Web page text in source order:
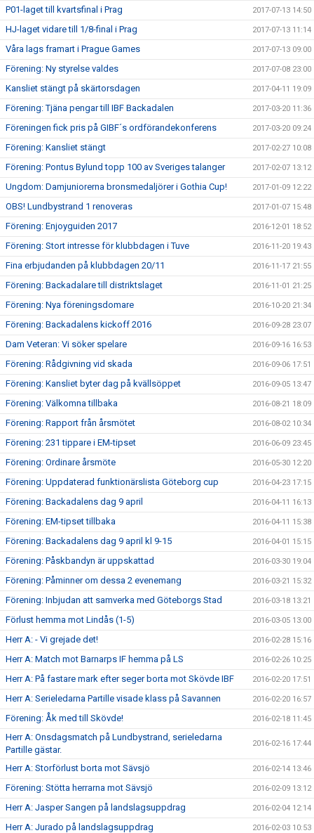
P01-laget till kvartsfinal i Prag 2017-07-13 14:50
HJ-laget vidare till 1/8-final i Prag 2017-07-13 11:14
Våra lags framart i Prague Games 2017-07-13 09:00
Förening: Ny styrelse valdes 2017-07-08 23:00
Kansliet stängt på skärtorsdagen 2017-04-11 19:09
Förening: Tjäna pengar till IBF Backadalen 2017-03-20 11:36
Föreningen fick pris på GIBF´s ordförandekonferens 2017-03-20 09:24
Förening: Kansliet stängt 2017-02-27 10:08
Förening: Pontus Bylund topp 100 av Sveriges talanger 2017-02-07 13:12
Ungdom: Damjuniorerna bronsmedaljörer i Gothia Cup! 2017-01-09 12:22
OBS! Lundbystrand 1 renoveras 2017-01-07 15:48
Förening: Enjoyguiden 2017 2016-12-01 18:52
Förening: Stort intresse för klubbdagen i Tuve 2016-11-20 19:43
Fina erbjudanden på klubbdagen 20/11 2016-11-17 21:55
Förening: Backadalare till distriktslaget 2016-11-01 21:25
Förening: Nya föreningsdomare 2016-10-20 21:34
Förening: Backadalens kickoff 2016 2016-09-28 23:07
Dam Veteran: Vi söker spelare 2016-09-16 16:53
Förening: Rådgivning vid skada 2016-09-06 17:51
Förening: Kansliet byter dag på kvällsöppet 2016-09-05 13:47
Förening: Välkomna tillbaka 2016-08-21 18:09
Förening: Rapport från årsmötet 2016-08-02 10:34
Förening: 231 tippare i EM-tipset 2016-06-09 23:45
Förening: Ordinare årsmöte 2016-05-30 12:20
Förening: Uppdaterad funktionärslista Göteborg cup 2016-04-23 17:15
Förening: Backadalens dag 9 april 2016-04-11 16:13
Förening: EM-tipset tillbaka 2016-04-11 15:38
Förening: Backadalens dag 9 april kl 9-15 2016-04-01 15:15
Förening: Påskbandyn är uppskattad 2016-03-30 19:04
Förening: Påminner om dessa 2 evenemang 2016-03-21 15:32
Förening: Inbjudan att samverka med Göteborgs Stad 2016-03-18 13:21
Förlust hemma mot Lindås (1-5) 2016-03-05 13:00
Herr A: - Vi grejade det! 2016-02-28 15:16
Herr A: Match mot Barnarps IF hemma på LS 2016-02-26 10:25
Herr A: På fastare mark efter seger borta mot Skövde IBF 2016-02-20 17:51
Herr A: Serieledarna Partille visade klass på Savannen 2016-02-20 16:57
Förening: Åk med till Skövde! 2016-02-18 11:45
Herr A: Onsdagsmatch på Lundbystrand, serieledarna
Partille gästar.
2016-02-16 17:44
Herr A: Storförlust borta mot Sävsjö 2016-02-14 13:46
Förening: Stötta herrarna mot Sävsjö 2016-02-09 13:12
Herr A: Jasper Sangen på landslagsuppdrag 2016-02-04 12:14
Herr A: Jurado på landslagsuppdrag 2016-02-03 10:53